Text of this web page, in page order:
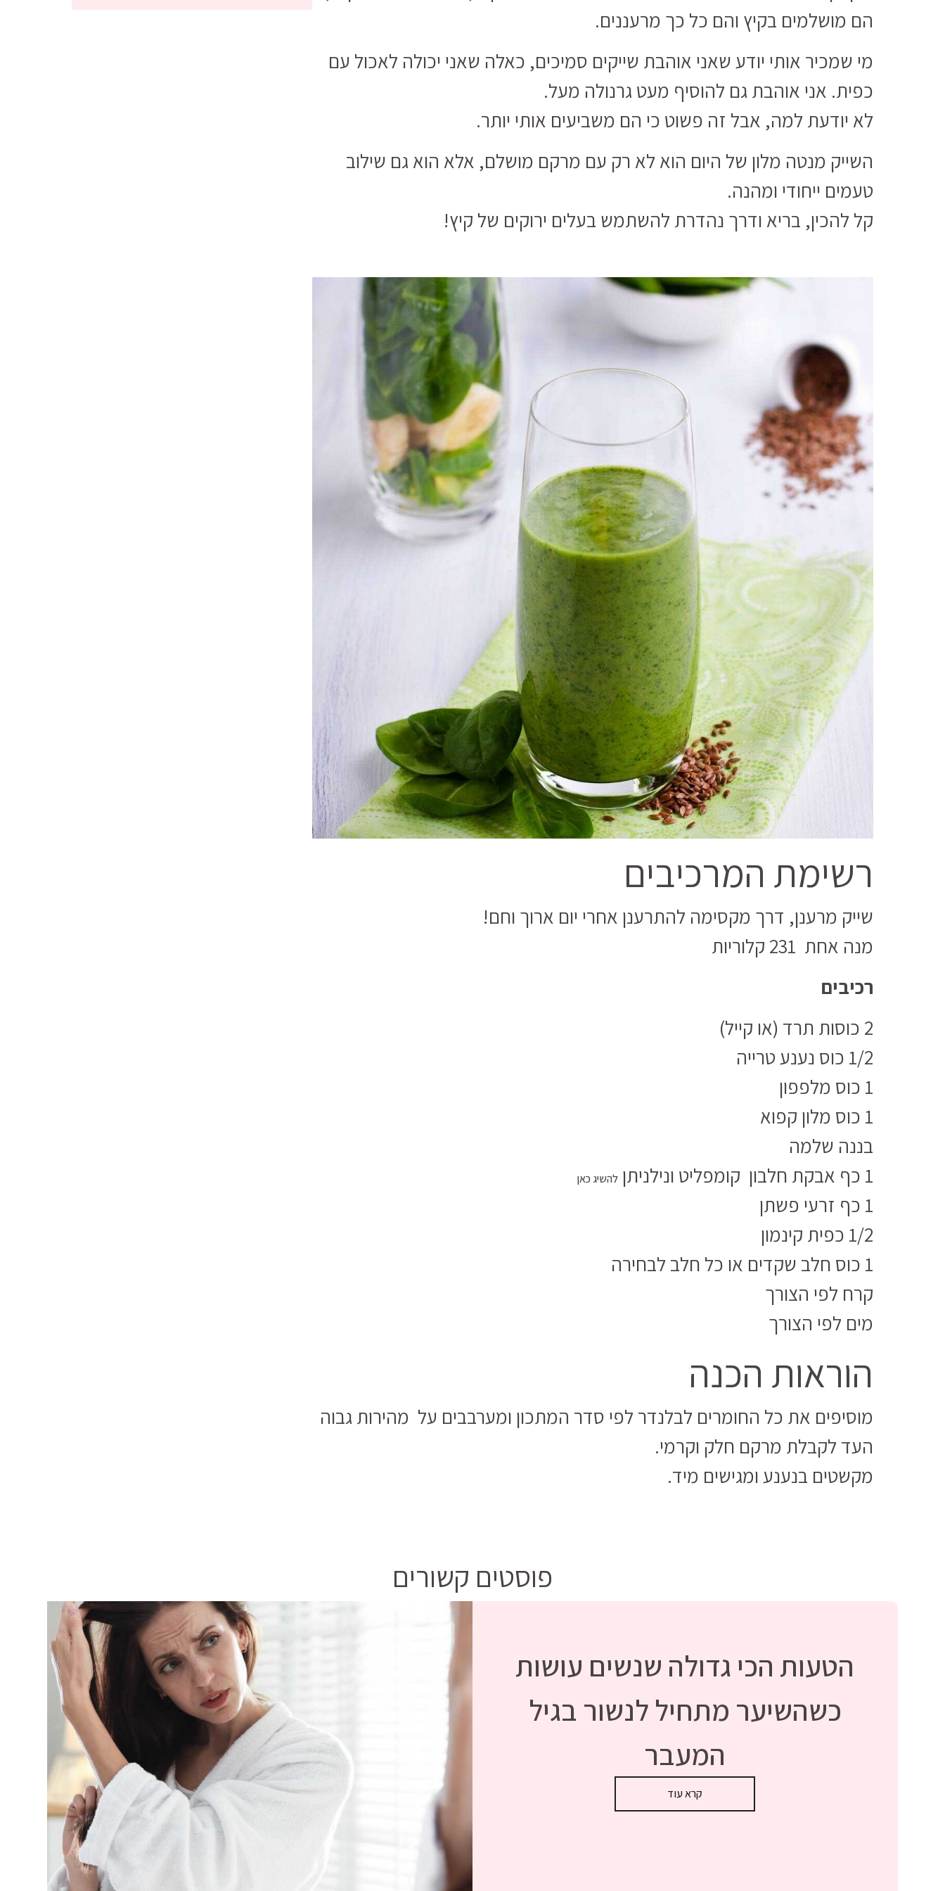
הם מושלמים בקיץ והם כל כך מרעננים.
מי שמכיר אותי יודע שאני אוהבת שייקים סמיכים, כאלה שאני יכולה לאכול עם
כפית. אני אוהבת גם להוסיף מעט גרנולה מעל.
לא יודעת למה, אבל זה פשוט כי הם משביעים אותי יותר.
השייק מנטה מלון של היום הוא לא רק עם מרקם מושלם, אלא הוא גם שילוב
טעמים ייחודי ומהנה.
קל להכין, בריא ודרך נהדרת להשתמש בעלים ירוקים של קיץ!
רשימת המרכיבים
שייק מרענן, דרך מקסימה להתרענן אחרי יום ארוך וחם!
מנה אחת 231 קלוריות
רכיבים
2 כוסות תרד (או קייל)
1/2 כוס נענע טרייה
1 כוס מלפפון
1 כוס מלון קפוא
בננה שלמה
1 כף אבקת חלבון קומפליט ונילניתן
להשיג כאן
1 כף זרעי פשתן
1/2 כפית קינמון
1 כוס חלב שקדים או כל חלב לבחירה
קרח לפי הצורך
מים לפי הצורך
הוראות הכנה
מוסיפים את כל החומרים לבלנדר לפי סדר המתכון ומערבבים על מהירות גבוה
העד לקבלת מרקם חלק וקרמי.
מקשטים בנענע ומגישים מיד.
פוסטים קשורים
הטעות הכי גדולה שנשים עושות
כשהשיער מתחיל לנשור בגיל
המעבר
קרא עוד